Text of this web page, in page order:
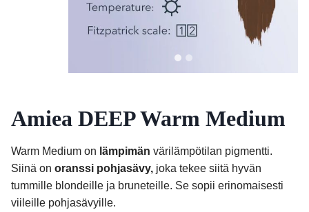
Amiea DEEP Warm Medium
Warm Medium on lämpimän värilämpötilan pigmentti.
Siinä on oranssi pohjasävy, joka tekee siitä hyvän
tummille blondeille ja bruneteille. Se sopii erinomaisesti
viileille pohjasävyille.